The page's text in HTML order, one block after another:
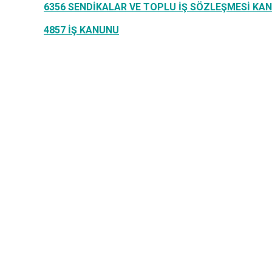
6356 SENDİKALAR VE TOPLU İŞ SÖZLEŞMESİ
4857 İŞ KANUNU